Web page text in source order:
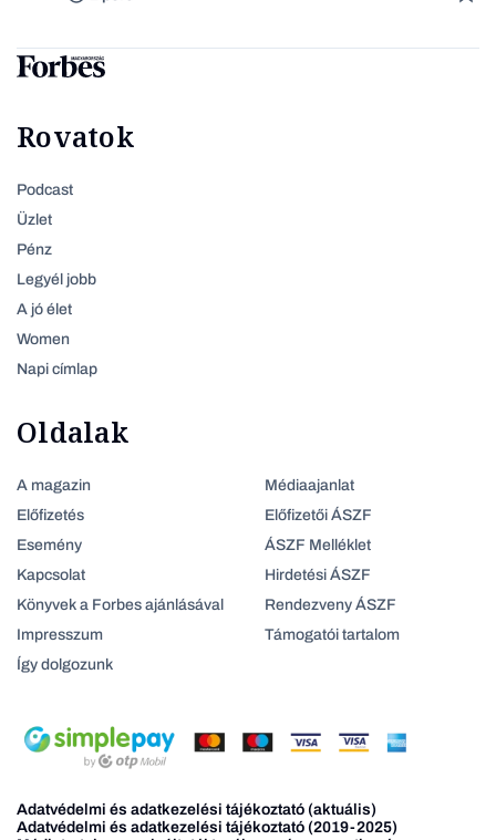
Rovatok
Podcast
Üzlet
Pénz
Legyél jobb
A jó élet
Women
Napi címlap
Oldalak
A magazin
Előfizetés
Esemény
Kapcsolat
Könyvek a Forbes ajánlásával
Impresszum
Így dolgozunk
Médiaajanlat
Előfizetői ÁSZF
ÁSZF Melléklet
Hirdetési ÁSZF
Rendezveny ÁSZF
Támogatói tartalom
Adatvédelmi és adatkezelési tájékoztató (aktuális)
Adatvédelmi és adatkezelési tájékoztató (2019-2025)